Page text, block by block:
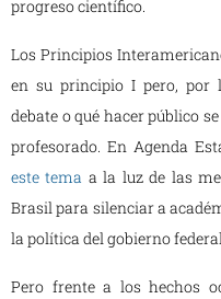
progreso científico.
Los Principios
en su principio I pero, por
debate o qué hacer público
profesorado. En Agenda
este tema a la luz de las
Brasil para silenciar a
la política del gobierno
Pero frente a los hechos